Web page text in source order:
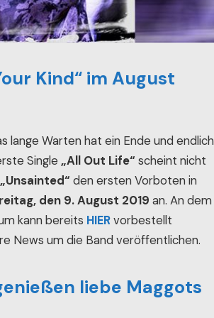
Kind“ im August
lange Warten hat ein Ende und endlich
Single „All Out Life“ scheint nicht
„Unsainted“ den ersten Vorboten in
den 9. August 2019 an. An dem
kann bereits HIERvorbestellt
News um die Band veröffentlichen.
liebe Maggots